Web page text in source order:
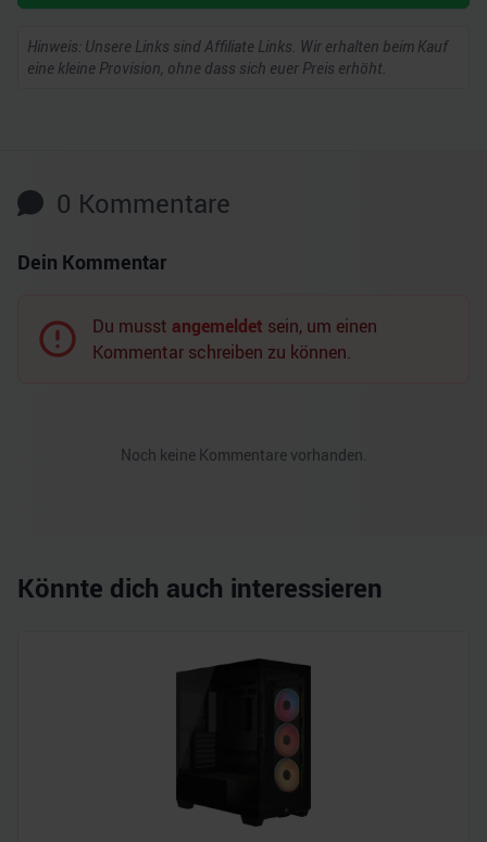
Hinweis: Unsere Links sind Affiliate Links. Wir erhalten beim Kauf
eine kleine Provision, ohne dass sich euer Preis erhöht.
0 Kommentare
Dein Kommentar
Du musst angemeldet sein, um einen
Kommentar schreiben zu können.
Noch keine Kommentare vorhanden.
Könnte dich auch interessieren